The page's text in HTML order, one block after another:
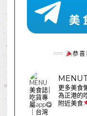
恭
更多美食
為正港的
附近美食